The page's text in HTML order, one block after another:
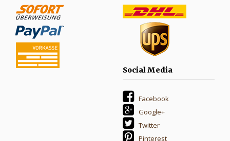
Social Media
Facebook
Google+
Twitter
Pinterest